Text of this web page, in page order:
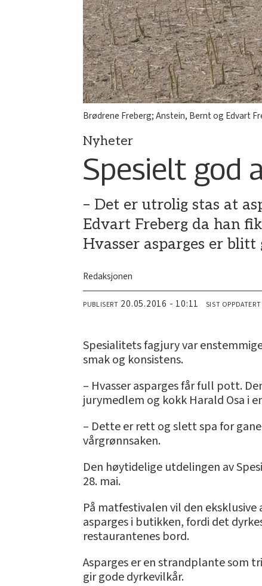
Brødrene Freberg; Anstein, Bernt og Edvart
Nyheter
Spesielt god
– Det er utrolig stas at
Edvart Freberg da han
Hvasser asparges er blitt
Redaksjonen
PUBLISERT 20.05.2016 - 10:11 SIST OPPDATERT
Spesialitets fagjury var
smak og konsistens.
– Hvasser asparges får full pott.
jurymedlem og kokk Harald Osa i
– Dette er rett og slett spa for
vårgrønnsaken.
Den høytidelige utdelingen av
28. mai.
På matfestivalen vil den
asparges i butikken, fordi det
restaurantenes bord.
Asparges er en strandplante som
gir gode dyrkevilkår.